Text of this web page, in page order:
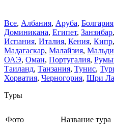
Все, Албания, Аруба, Болгария
Доминиканa, Египет, Занзибар,
Испания, Италия, Кения, Кипр,
Мадагаскар, Малайзия,
ОАЭ, Оман, Португалия,
Таиланд, Танзания, Тунис,
Хорватия, Черногория, Шри
Туры
Фото Название тура